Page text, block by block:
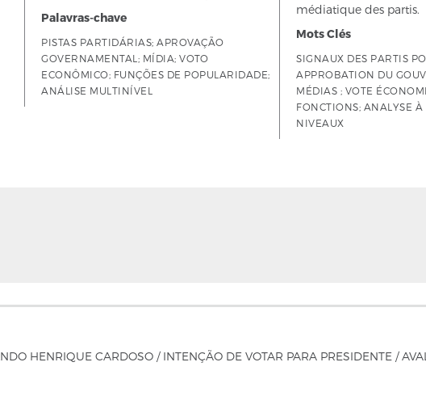
Palavras-chave
PISTAS PARTIDÁRIAS; APROVAÇÃO
GOVERNAMENTAL; MÍDIA; VOTO
ECONÔMICO; FUNÇÕES DE POPULARIDADE;
ANÁLISE MULTINÍVEL
médiatique des partis.
Mots Clés
SIGNAUX DES PARTIS
APPROBATION DU
MÉDIAS ; VOTE
FONCTIONS; ANALYSE À
NIVEAUX
HENRIQUE CARDOSO / INTENÇÃO DE VOTAR PARA PRESIDENTE /